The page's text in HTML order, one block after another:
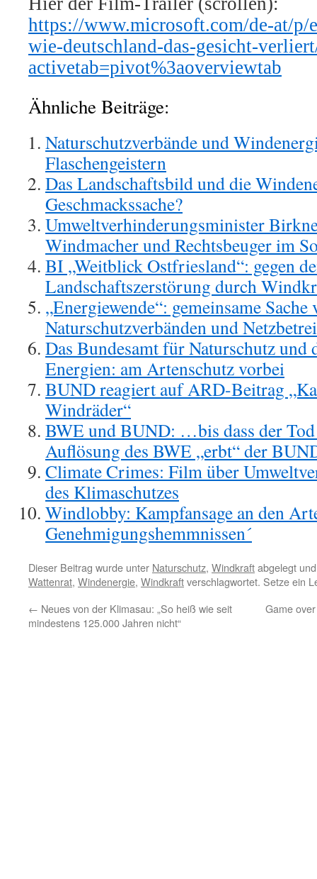
https://www.microsoft.com/de-at/p/
wie-deutschland-das-gesicht-
activetab=pivot%3aoverviewtab
Ähnliche Beiträge:
Naturschutzverbände und
Flaschengeistern
Das Landschaftsbild und die
Geschmackssache?
Umweltverhinderungsminister
Windmacher und Rechtsbeuger im
BI „Weitblick Ostfriesland“: gegen
Landschaftszerstörung durch
„Energiewende“: gemeinsame Sache
Naturschutzverbänden und
Das Bundesamt für Naturschutz und
Energien: am Artenschutz vorbei
BUND reagiert auf ARD-Beitrag
Windräder“
BWE und BUND: …bis dass der Tod
Auflösung des BWE „erbt“ der
Climate Crimes: Film über
des Klimaschutzes
Windlobby: Kampfansage an den
Genehmigungshemmnissen´
Dieser Beitrag wurde unter Naturschutz, Windkraftabgelegt
Wattenrat, Windenergie, Windkraftverschlagwortet. Setze ein
← Neues von der Klimasau: „So heiß wie seit
mindestens 125.000 Jahren nicht“
Game